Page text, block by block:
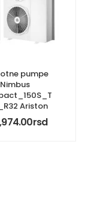
pumpe
Nimbus
Ariston
rsd